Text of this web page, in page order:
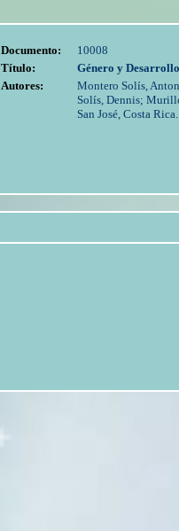
Documento:
10008
Título:
Género y
Autores:
Montero Solís,
Solís, Dennis;
San José, Costa